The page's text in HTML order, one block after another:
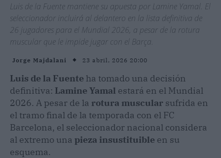
Luis de la Fuente mantiene su apuesta por Lamine Yamal. El
seleccionador incluirá al delantero en la lista definitiva de
26 jugadores para el Mundial 2026, a pesar de la rotura
muscular que le impide jugar con el Barça.
Jorge Majdalani 23 abril, 2026 20:00
Luis de la Fuente ha tomado una decisión
definitiva: Lamine Yamal estará en el Mundial
2026. A pesar de la rotura muscular sufrida en
el tramo final de la temporada con el FC
Barcelona, el seleccionador nacional considera
al extremo una pieza insustituible en su
esquema.